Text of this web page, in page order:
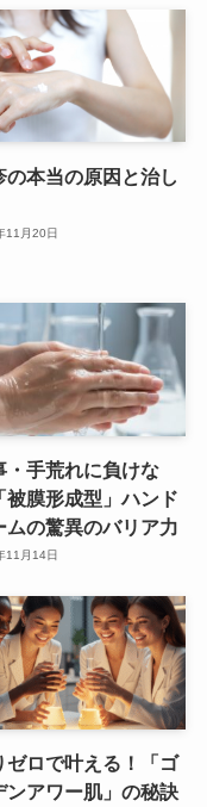
の本当の原因と治し
11月20日
・手荒れに負けな
被膜形成型」ハンド
ムの驚異のバリア力
11月14日
ゼロで叶える！「ゴ
ンアワー肌」の秘訣